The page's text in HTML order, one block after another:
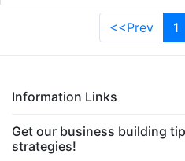
<<Prev 1
Information Links
Get our business building
strategies!